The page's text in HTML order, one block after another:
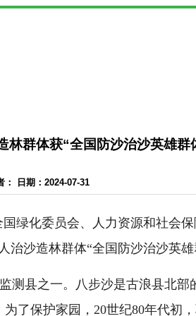
林群体获“全国防沙治沙英雄群
： 日期：2024-07-31
绿化委员会、人力资源和社会
沙造林群体“全国防沙治沙英雄
测县之一。八步沙是古浪县北部
了保护家园，20世纪80年代初